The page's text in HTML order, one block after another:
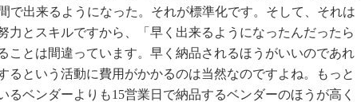
で出来るようになった。それが標準化です。そして、それは
力とスキルですから、「早く出来るようになったんだったら
ことは間違っています。早く納品されるほうがいいのであれ
るという活動に費用がかかるのは当然なのですよね。もっと
るベンダーよりも15営業日で納品するベンダーのほうが高く